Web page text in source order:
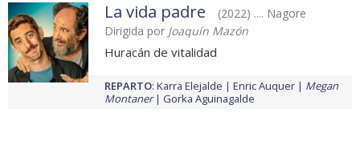
La vida padre
(2022) .... Nagore
Dirigida por Joaquín Mazón
Huracán de vitalidad
REPARTO: Karra Elejalde Enric Auquer
Megan
Montaner
Gorka Aguinagalde